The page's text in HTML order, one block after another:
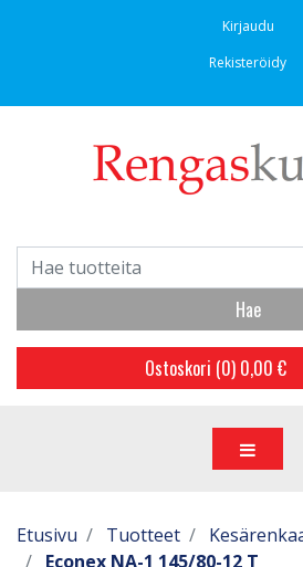
Kirjaudu
Rekisteröidy
Hae
Ostoskori (0) 0,00 €
Etusivu Tuotteet
Econex NA-1 145/80-12 T